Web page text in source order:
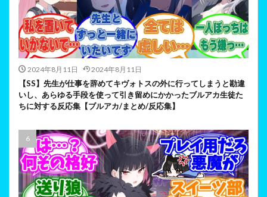
2024年8月11日 2024年8月11日
【SS】先生が仕事を辞めてキヴォトスの外に行ってしまうと勘違
いし、あらゆる手段を使って引き留めにかかったブルアカ生徒た
ちに対する反応集【ブルアカ/まとめ/反応集】